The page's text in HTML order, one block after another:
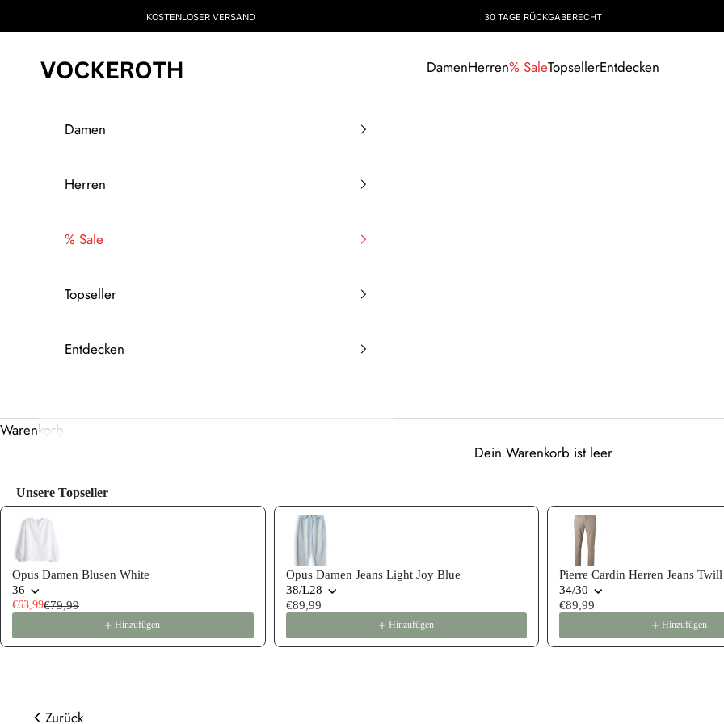
KOSTENLOSER VERSAND 30 TAGE RÜCKGABERECHT
Vockeroth Onlineshop DamenHerren% SaleTopsellerEntdecken
Damen
Herren
% Sale
Topseller
Entdecken
Warenkorb
Dein Warenkorb ist leer
Unsere Topseller
Use the Previous and Next buttons to navigate through product recommendations, or scroll horizontally to view more
Opus Damen Blusen White
36
€63,99€79,99
Hinzufügen
Opus Damen Jeans Light Joy Blue
38/L28
€89,99
Hinzufügen
Pierre Cardin Herren Jeans Twill
34/30
€89,99
Hinzufügen
Zurück